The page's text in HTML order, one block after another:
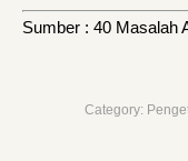
Sumber : 40 Masalah
Category: